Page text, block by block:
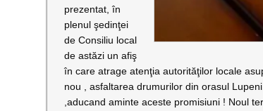
prezentat, în
plenul şedinţei
de Consiliu local
de astăzi un afiş
în care atrage atenţia autorităţilor locale
nou , asfaltarea drumurilor din orasul
,aducand aminte aceste promisiuni ! Noul